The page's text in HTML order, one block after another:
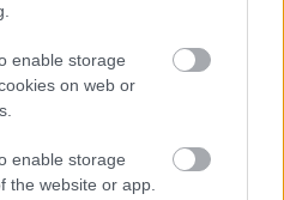
enable storage
on web or
enable storage
the website or app.